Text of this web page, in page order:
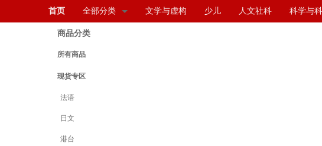
首页 全部分类 文学与虚构 少儿 人文社科 科学与
商品分类
所有商品
现货专区
法语
日文
港台